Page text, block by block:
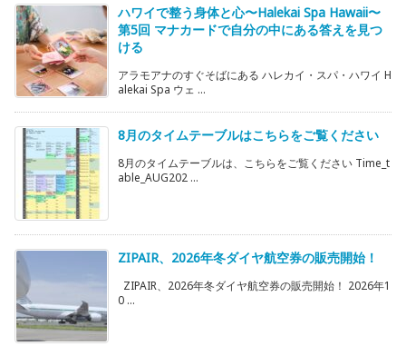
ハワイで整う身体と心〜Halekai Spa Hawaii〜
第5回 マナカードで自分の中にある答えを見つ
ける
アラモアナのすぐそばにある ハレカイ・スパ・ハワイ H
alekai Spa ウェ ...
8月のタイムテーブルはこちらをご覧ください
8月のタイムテーブルは、こちらをご覧ください Time_t
able_AUG202 ...
ZIPAIR、2026年冬ダイヤ航空券の販売開始！
ZIPAIR、2026年冬ダイヤ航空券の販売開始！ 2026年1
0 ...